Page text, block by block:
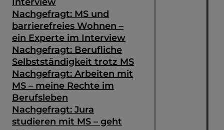
Nachgefragt: MS und
barrierefreies Wohnen –
ein Experte im Interview
Nachgefragt: Berufliche
Selbstständigkeit trotz MS
Nachgefragt: Arbeiten mit
MS – meine Rechte im
Berufsleben
Nachgefragt: Jura
studieren mit MS – geht